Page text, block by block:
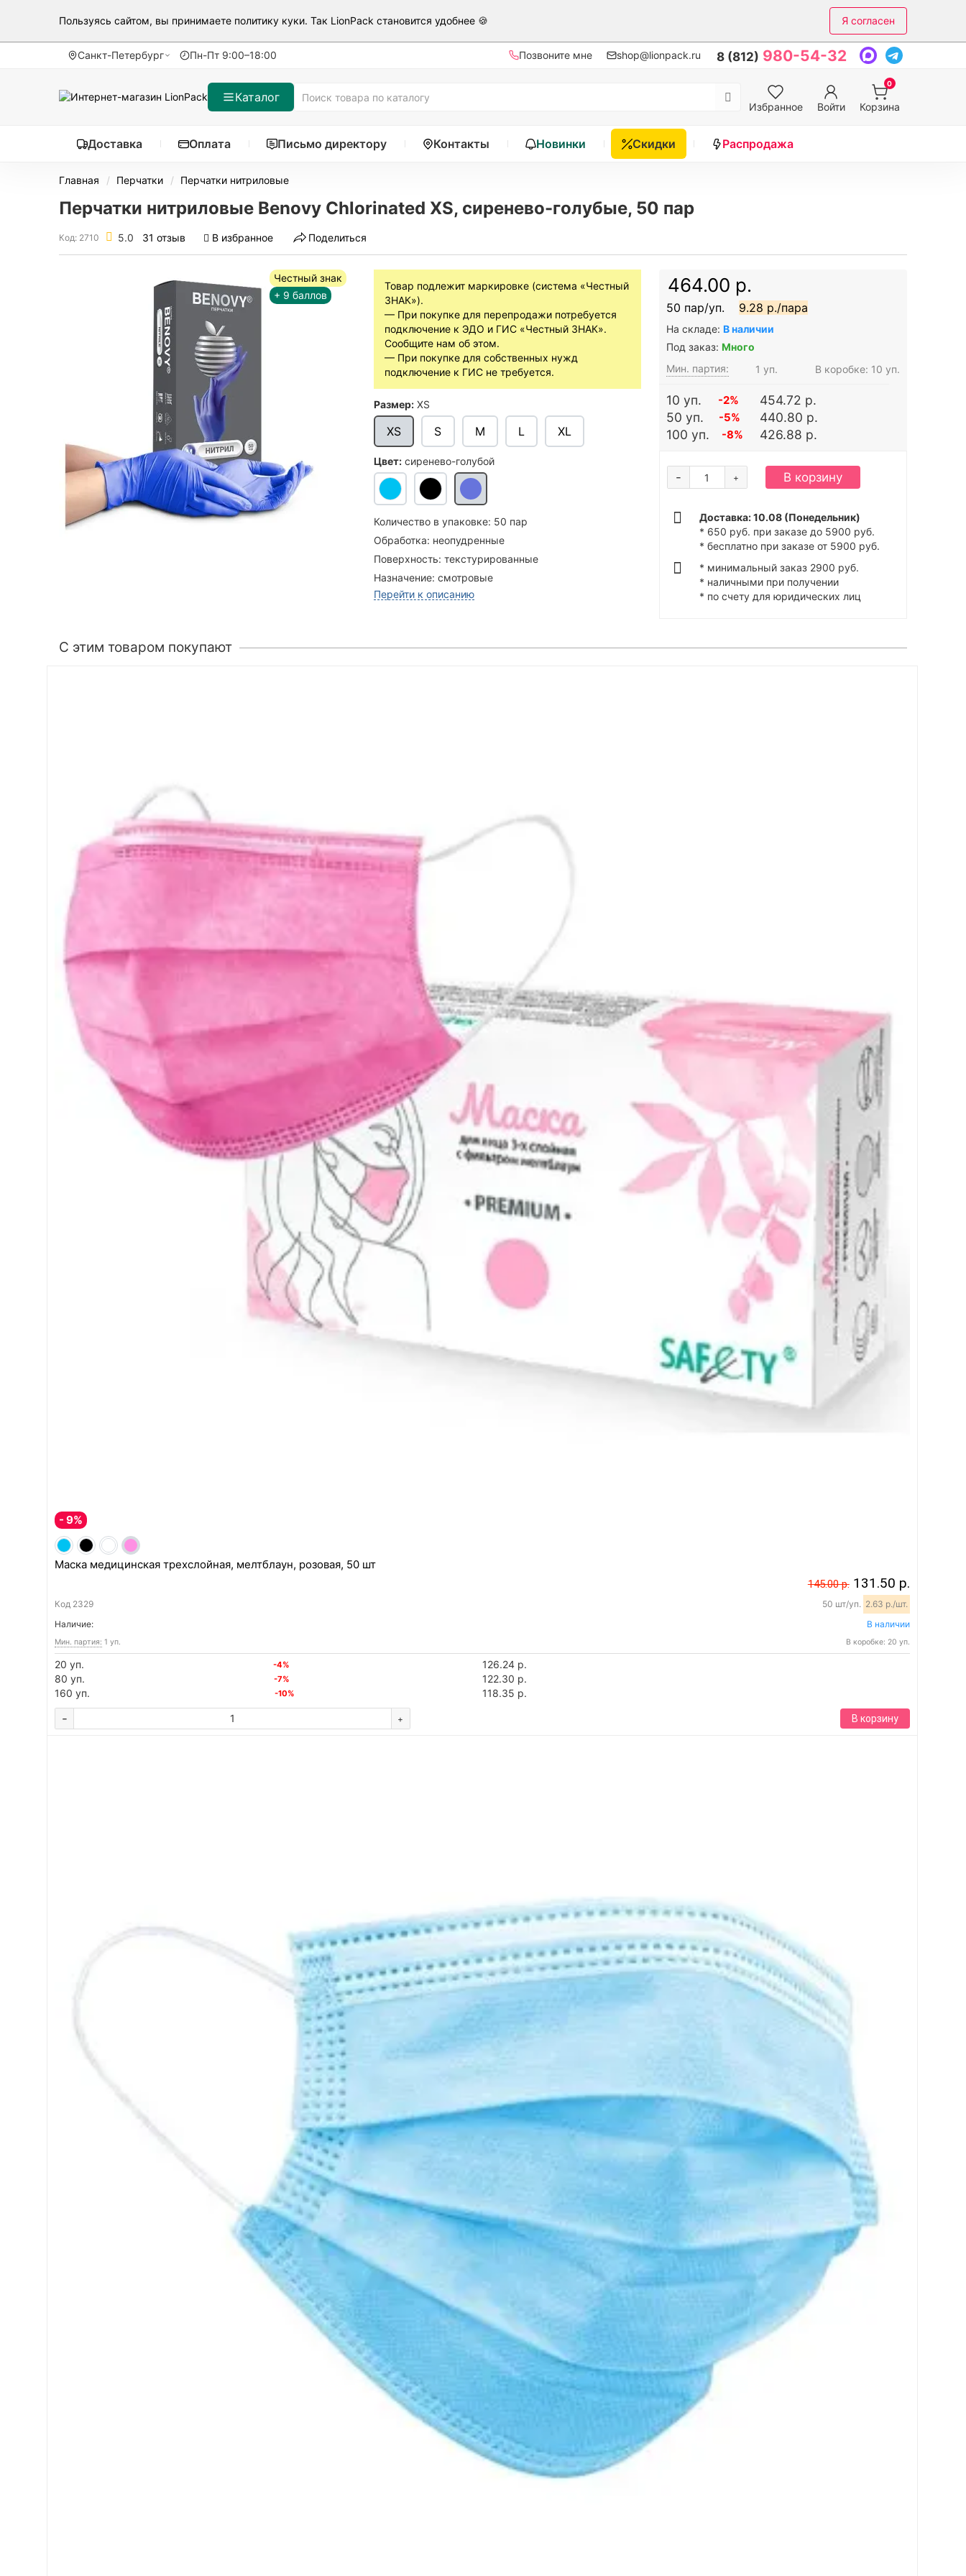
Пользуясь сайтом, вы принимаете политику куки. Так LionPack становится удобнее 🍪 Я согласен
Санкт-Петербург Пн-Пт 9:00–18:00 Позвоните мне shop@lionpack.ru 8 (812) 980-54-32
Каталог
Избранное Войти
0
Корзина
Доставка Оплата Письмо директору Контакты Новинки Скидки Распродажа
Главная Перчатки Перчатки нитриловые
Перчатки нитриловые Benovy Chlorinated XS, сиренево-голубые, 50 пар
Код: 2710 5.0 31 отзыв В избранное Поделиться
Честный знак
+ 9 баллов
Товар подлежит маркировке (система «Честный
ЗНАК»).
— При покупке для перепродажи потребуется
подключение к ЭДО и ГИС «Честный ЗНАК».
Сообщите нам об этом.
— При покупке для собственных нужд
подключение к ГИС не требуется.
Размер: XS
XS S M L XL
Цвет: сиренево-голубой
Количество в упаковке: 50 пар
Обработка: неопудренные
Поверхность: текстурированные
Назначение: смотровые
Перейти к описанию
464.00 р.
50 пар/уп. 9.28 р./пара
На складе: В наличии
Под заказ: Много
Мин. партия:
1 уп. В коробке: 10 уп.
10 уп. -2%
454.72 р.
50 уп.
-5%
440.80 р.
100 уп.
-8% 426.88 р.
+
- В корзину
Доставка: 10.08 (Понедельник)
* 650 руб. при заказе до 5900 руб.
* бесплатно при заказе от 5900 руб.
* минимальный заказ 2900 руб.
* наличными при получении
* по счету для юридических лиц
C этим товаром покупают
- 9%
Маска медицинская трехслойная, мелтблаун, розовая, 50 шт
145.00 р. 131.50 р.
Код 2329 50 шт/уп. 2.63 р./шт.
Наличие:
В наличии
Мин. партия: 1 уп. В коробке: 20 уп.
20 уп. -4%
126.24 р.
80 уп.
-7%
122.30 р.
160 уп.
-10% 118.35 р.
+
- В корзину